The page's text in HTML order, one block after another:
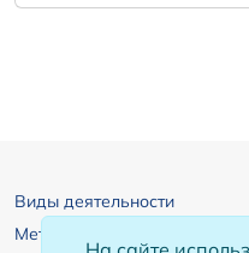
Виды деятельности
Металлоконструкции